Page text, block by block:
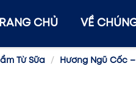
CHỦ VỀ
Từ Sữa Hương Ngũ Cốc